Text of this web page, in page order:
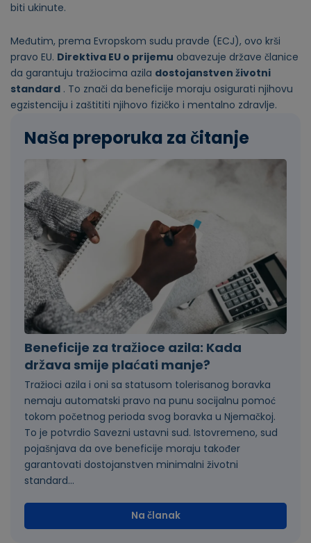
biti ukinute.
Međutim, prema Evropskom sudu pravde (ECJ), ovo krši
pravo EU. Direktiva EU o prijemu obavezuje države članice
da garantuju tražiocima azila dostojanstven životni
standard . To znači da beneficije moraju osigurati njihovu
egzistenciju i zaštititi njihovo fizičko i mentalno zdravlje.
Naša preporuka za čitanje
Beneficije za tražioce azila: Kada
država smije plaćati manje?
Tražioci azila i oni sa statusom tolerisanog boravka
nemaju automatski pravo na punu socijalnu pomoć
tokom početnog perioda svog boravka u Njemačkoj.
To je potvrdio Savezni ustavni sud. Istovremeno, sud
pojašnjava da ove beneficije moraju također
garantovati dostojanstven minimalni životni
standard...
Na članak